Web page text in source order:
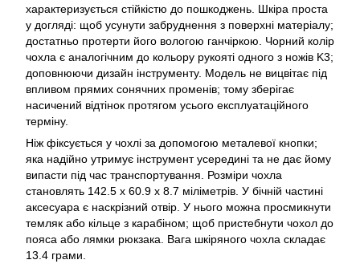
характеризується стійкістю до пошкоджень. Шкіра проста
у догляді: щоб усунути забруднення з поверхні матеріалу;
достатньо протерти його вологою ганчіркою. Чорний колір
чохла є аналогічним до кольору рукояті одного з ножів K3;
доповнюючи дизайн інструменту. Модель не вицвітає під
впливом прямих сонячних променів; тому зберігає
насичений відтінок протягом усього експлуатаційного
терміну.
Ніж фіксується у чохлі за допомогою металевої кнопки;
яка надійно утримує інструмент усередині та не дає йому
випасти під час транспортування. Розміри чохла
становлять 142.5 х 60.9 х 8.7 міліметрів. У бічній частині
аксесуара є наскрізний отвір. У нього можна просмикнути
темляк або кільце з карабіном; щоб пристебнути чохол до
пояса або лямки рюкзака. Вага шкіряного чохла складає
13.4 грами.